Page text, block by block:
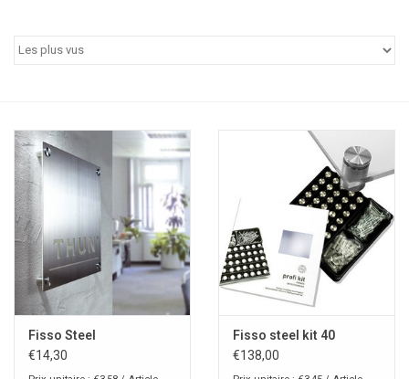
Fisso Steel
€14,30
Fisso steel kit 40
€138,00